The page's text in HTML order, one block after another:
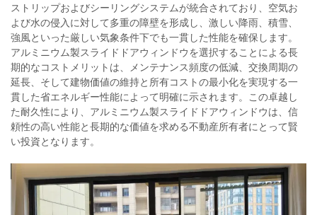
ストリップおよびシーリングシステムが統合されており、空気お
よび水の侵入に対して多重の障壁を形成し、激しい降雨、積雪、
強風といった厳しい気象条件下でも一貫した性能を確保します。
アルミニウム製スライドドアウィンドウを選択することによる長
期的なコストメリットは、メンテナンス頻度の低減、交換周期の
延長、そして建物価値の維持と所有コストの最小化を実現する一
貫した省エネルギー性能によって明確に示されます。この卓越し
た耐久性により、アルミニウム製スライドドアウィンドウは、信
頼性の高い性能と長期的な価値を求める不動産所有者にとって賢
い投資となります。